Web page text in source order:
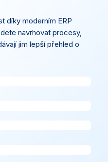
díky moderním ERP
navrhovat procesy,
jim lepší přehled o